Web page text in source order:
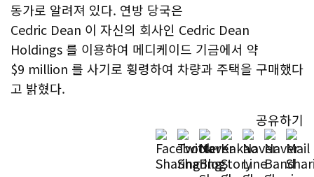
동가로 알려져 있다. 연방 당국은
Cedric Dean 이 자신의 회사인 Cedric Dean
Holdings 를 이용하여 메디케이드 기금에서 약
$9 million 를 사기로 횡령하여 차량과 주택을 구매했다
고 밝혔다.
공유하기